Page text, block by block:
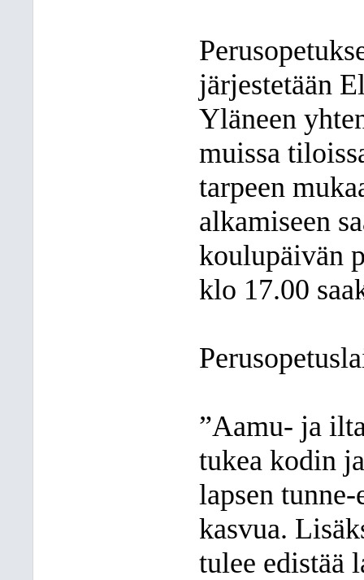
järjestetään
Yläneen
muissa
tarpeen
alkamiseen
koulupäivän
klo 17.00
”Aamu- ja
tukea kodin
lapsen
kasvua.
tulee edistää